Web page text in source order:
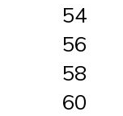
54
56
58
60